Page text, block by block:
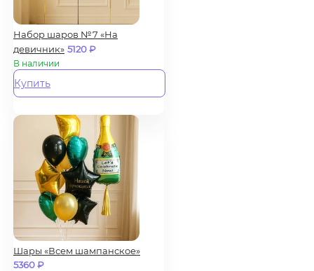
Набор шаров №7 «На
девичник» 5120₽
В наличии
Купить
Шары «Всем шампанское»
5360₽